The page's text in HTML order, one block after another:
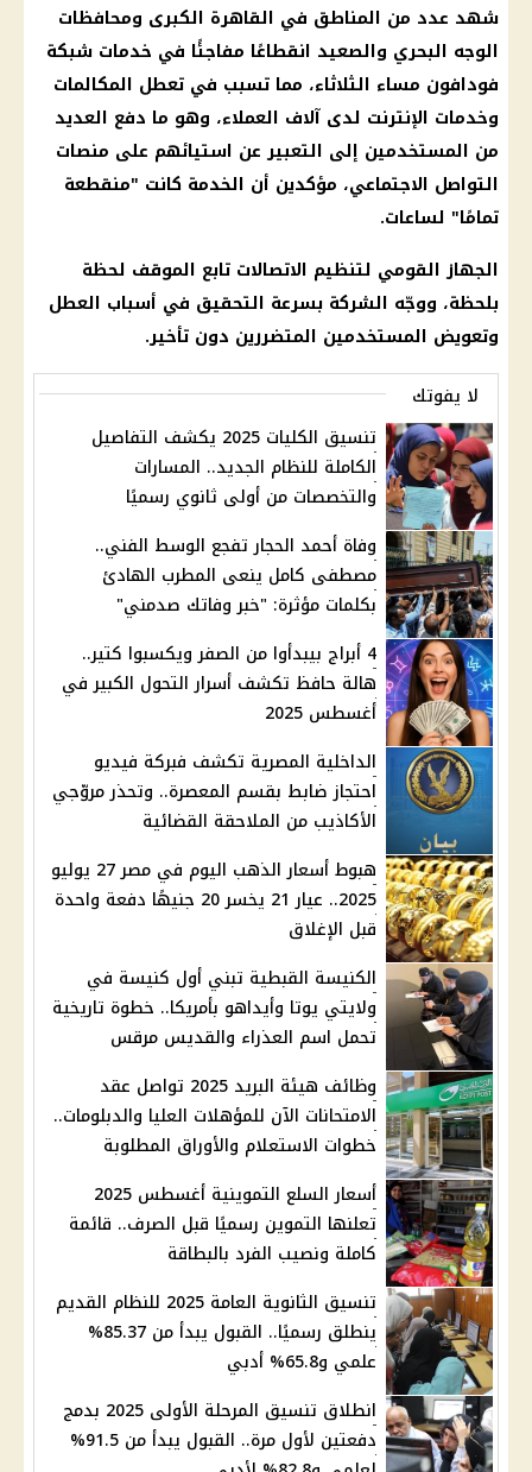
شهد عدد من المناطق في القاهرة الكبرى ومحافظات
الوجه البحري والصعيد انقطاعًا مفاجئًا في خدمات شبكة
فودافون مساء الثلاثاء، مما تسبب في تعطل المكالمات
وخدمات الإنترنت لدى آلاف العملاء، وهو ما دفع العديد
من المستخدمين إلى التعبير عن استيائهم على منصات
التواصل الاجتماعي، مؤكدين أن الخدمة كانت "منقطعة
تمامًا" لساعات.
الجهاز القومي لتنظيم الاتصالات تابع الموقف لحظة
بلحظة، ووجّه الشركة بسرعة التحقيق في أسباب العطل
وتعويض المستخدمين المتضررين دون تأخير.
لا يفوتك
تنسيق الكليات 2025 يكشف التفاصيل
الكاملة للنظام الجديد.. المسارات
والتخصصات من أولى ثانوي رسميًا
وفاة أحمد الحجار تفجع الوسط الفني..
مصطفى كامل ينعى المطرب الهادئ
بكلمات مؤثرة: "خبر وفاتك صدمني"
4 أبراج بيبدأوا من الصفر ويكسبوا كتير..
هالة حافظ تكشف أسرار التحول الكبير في
أغسطس 2025
الداخلية المصرية تكشف فبركة فيديو
احتجاز ضابط بقسم المعصرة.. وتحذر مروّجي
الأكاذيب من الملاحقة القضائية
هبوط أسعار الذهب اليوم في مصر 27 يوليو
2025.. عيار 21 يخسر 20 جنيهًا دفعة واحدة
قبل الإغلاق
الكنيسة القبطية تبني أول كنيسة في
ولايتي يوتا وأيداهو بأمريكا.. خطوة تاريخية
تحمل اسم العذراء والقديس مرقس
وظائف هيئة البريد 2025 تواصل عقد
الامتحانات الآن للمؤهلات العليا والدبلومات..
خطوات الاستعلام والأوراق المطلوبة
أسعار السلع التموينية أغسطس 2025
تعلنها التموين رسميًا قبل الصرف.. قائمة
كاملة ونصيب الفرد بالبطاقة
تنسيق الثانوية العامة 2025 للنظام القديم
ينطلق رسميًا.. القبول يبدأ من 85.37%
علمي و65.8% أدبي
انطلاق تنسيق المرحلة الأولى 2025 بدمج
دفعتين لأول مرة.. القبول يبدأ من 91.5%